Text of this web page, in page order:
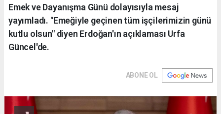
Emek ve Dayanışma Günü dolayısıyla mesaj
yayımladı. "Emeğiyle geçinen tüm işçilerimizin günü
kutlu olsun" diyen Erdoğan'ın açıklaması Urfa
Güncel'de.
ABONE OL